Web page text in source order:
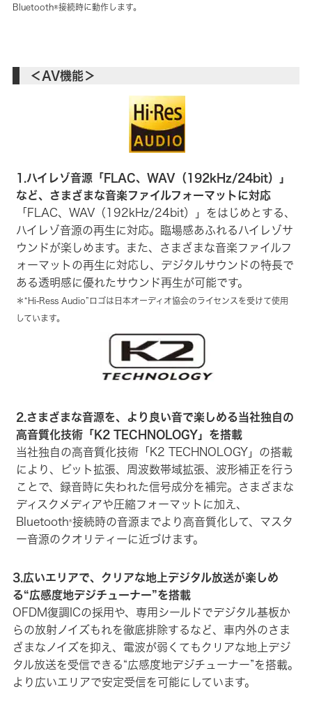
Bluetooth®接続時に動作します。
＜AV機能＞
1.ハイレゾ音源「FLAC、WAV（192kHz/24bit）」
など、さまざまな音楽ファイルフォーマットに対応
「FLAC、WAV（192kHz/24bit）」をはじめとする、
ハイレゾ音源の再生に対応。臨場感あふれるハイレゾサ
ウンドが楽しめます。また、さまざまな音楽ファイルフ
ォーマットの再生に対応し、デジタルサウンドの特長で
ある透明感に優れたサウンド再生が可能です。
＊“Hi-Ress Audio”ロゴは日本オーディオ協会のライセンスを受けて使用
しています。
2.さまざまな音源を、より良い音で楽しめる当社独自の
高音質化技術「K2 TECHNOLOGY」を搭載
当社独自の高音質化技術「K2 TECHNOLOGY」の搭載
により、ビット拡張、周波数帯域拡張、波形補正を行う
ことで、録音時に失われた信号成分を補完。さまざまな
ディスクメディアや圧縮フォーマットに加え、
Bluetooth®接続時の音源までより高音質化して、マスタ
ー音源のクオリティーに近づけます。
3.広いエリアで、クリアな地上デジタル放送が楽しめ
る“広感度地デジチューナー”を搭載
OFDM復調ICの採用や、専用シールドでデジタル基板か
らの放射ノイズもれを徹底排除するなど、車内外のさま
ざまなノイズを抑え、電波が弱くてもクリアな地上デジ
タル放送を受信できる“広感度地デジチューナー”を搭載。
より広いエリアで安定受信を可能にしています。